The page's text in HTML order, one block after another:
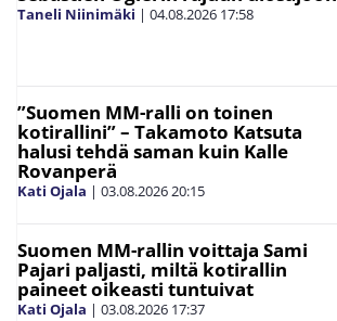
Taneli Niinimäki | 04.08.2026 17:58
”Suomen MM-ralli on toinen
kotirallini” – Takamoto Katsuta
halusi tehdä saman kuin Kalle
Rovanperä
Kati Ojala | 03.08.202620:15
Suomen MM-rallin voittaja Sami
Pajari paljasti, miltä kotirallin
paineet oikeasti tuntuivat
Kati Ojala | 03.08.2026 17:37